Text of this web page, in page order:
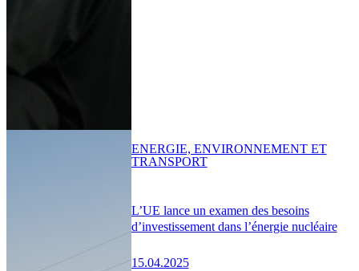
L’UE lance un examen des besoins
d’investissement dans l’énergie nucléaire
15.04.2025
ENERGIE, ENVIRONNEMENT ET
TRANSPORT